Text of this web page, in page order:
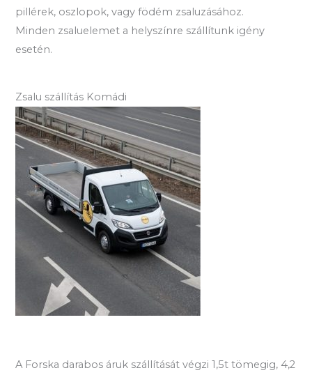
pillérek, oszlopok, vagy födém zsaluzásához.
Minden zsaluelemet a helyszínre szállítunk igény
esetén.
Zsalu szállítás Komádi
A Forska darabos áruk szállítását végzi 1,5t tömegig, 4,2